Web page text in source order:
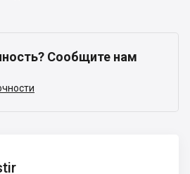
Сообщите нам